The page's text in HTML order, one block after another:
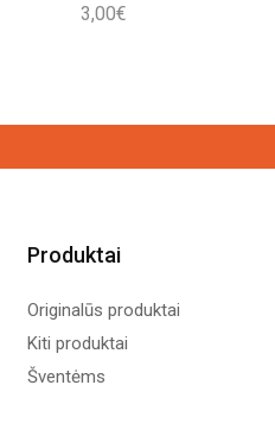
3,00€
Produktai
Originalūs produktai
Kiti produktai
Šventėms